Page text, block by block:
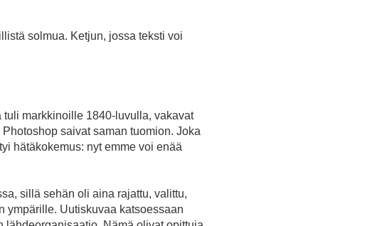
solmua. Ketjun, jossa teksti voi
markkinoille 1840-luvulla, vakavat
saivat saman tuomion. Joka
hätäkokemus: nyt emme voi enää
sillä sehän oli aina rajattu, valittu,
ympärille. Uutiskuvaa katsoessaan